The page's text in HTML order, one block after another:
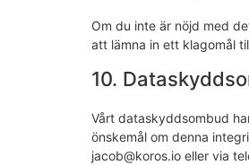
Om du inte är nöjd med
att lämna in ett klagomål
10.
Vårt dataskyddsombud
önskemål om denna
jacob@koros.io eller via